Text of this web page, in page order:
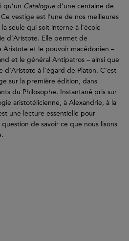
qu’un Catalogue d’une centaine de
vestige est l’une de nos meilleures
seule qui soit interne à l’école
d’Aristote. Elle permet de
Aristote et le pouvoir macédonien –
et le général Antipatros – ainsi que
d’Aristote à l’égard de Platon. C’est
sur la première édition, dans
du Philosophe. Instantané pris sur
aristotélicienne, à Alexandrie, à la
une lecture essentielle pour
de savoir ce que nous lisons